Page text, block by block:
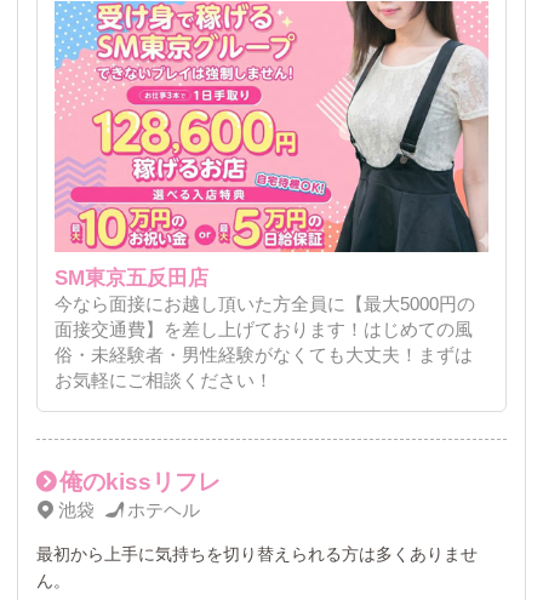
SM東京五反田店
今なら面接にお越し頂いた方全員に【最大5000円の
面接交通費】を差し上げております！はじめての風
俗・未経験者・男性経験がなくても大丈夫！まずは
お気軽にご相談ください！
俺のkissリフレ
池袋 ホテヘル
最初から上手に気持ちを切り替えられる方は多くありませ
ん。